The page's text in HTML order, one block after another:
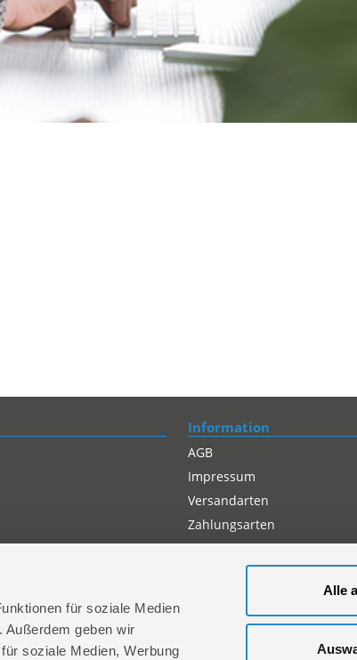
für soziale Medien
Außerdem geben wir
soziale Medien, Werbung
Alle
Information
AGB
Impressum
Versandarten
Zahlungsarten
Compliance
Datenschutz